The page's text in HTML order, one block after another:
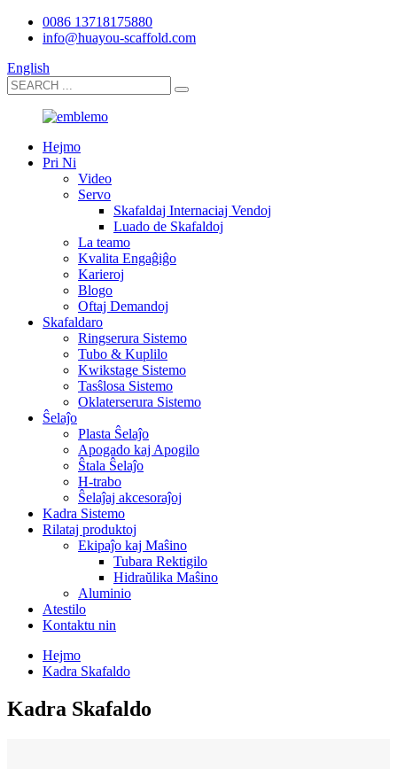
0086 13718175880
info@huayou-scaffold.com
English
Hejmo
Pri Ni
Video
Servo
Skafaldaj Internaciaj Vendoj
Luado de Skafaldoj
La teamo
Kvalita Engaĝiĝo
Karieroj
Blogo
Oftaj Demandoj
Skafaldaro
Ringserura Sistemo
Tubo & Kuplilo
Kwikstage Sistemo
Tasŝlosa Sistemo
Oklaterserura Sistemo
Ŝelaĵo
Plasta Ŝelaĵo
Apogado kaj Apogilo
Ŝtala Ŝelaĵo
H-trabo
Ŝelaĵaj akcesoraĵoj
Kadra Sistemo
Rilataj produktoj
Ekipaĵo kaj Maŝino
Tubara Rektigilo
Hidraŭlika Maŝino
Aluminio
Atestilo
Kontaktu nin
Hejmo
Kadra Skafaldo
Kadra Skafaldo